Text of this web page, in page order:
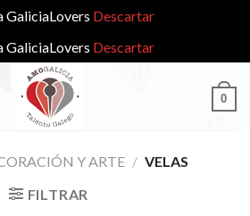
GaliciaLovers Descartar
GaliciaLovers Descartar
0
Y ARTE / VELAS
FILTRAR